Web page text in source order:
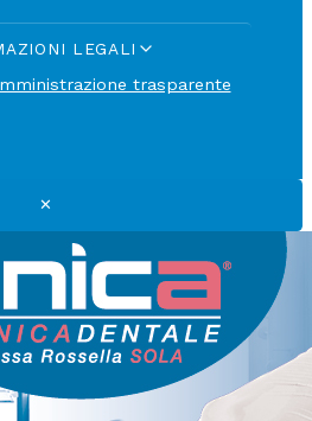
LEGALI
trasparente
✕